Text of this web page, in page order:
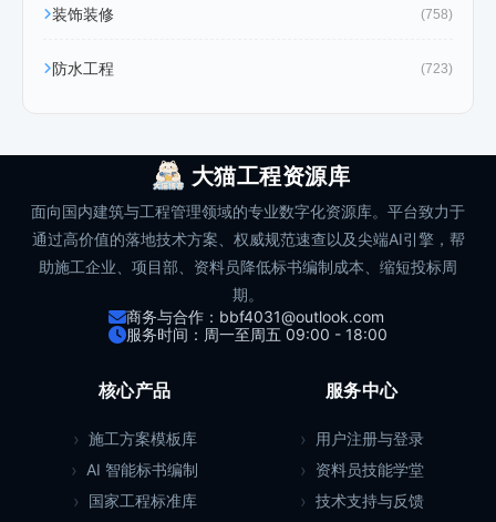
装饰装修 (758)
防水工程 (723)
大猫工程资源库
面向国内建筑与工程管理领域的专业数字化资源库。平台致力于
通过高价值的落地技术方案、权威规范速查以及尖端AI引擎，帮
助施工企业、项目部、资料员降低标书编制成本、缩短投标周
期。
商务与合作：bbf4031@outlook.com
服务时间：周一至周五 09:00 - 18:00
核心产品
施工方案模板库
AI 智能标书编制
国家工程标准库
服务中心
用户注册与登录
资料员技能学堂
技术支持与反馈